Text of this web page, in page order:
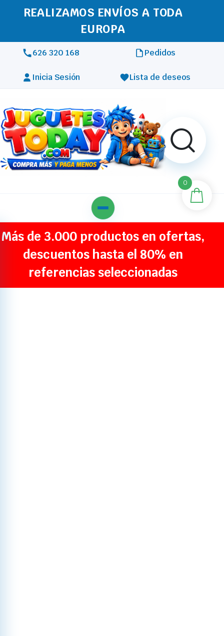
REALIZAMOS ENVÍOS A TODA
EUROPA
626 320 168 Pedidos
Inicia Sesión Lista de deseos
Más de 3.000 productos en ofertas,
descuentos hasta el 80% en
referencias seleccionadas
0